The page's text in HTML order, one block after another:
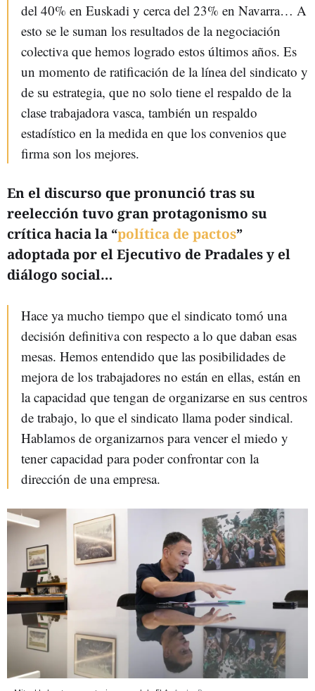
del 40% en Euskadi y cerca del 23% en Navarra… A
esto se le suman los resultados de la negociación
colectiva que hemos logrado estos últimos años. Es
un momento de ratificación de la línea del sindicato y
de su estrategia, que no solo tiene el respaldo de la
clase trabajadora vasca, también un respaldo
estadístico en la medida en que los convenios que
firma son los mejores.
En el discurso que pronunció tras su
reelección tuvo gran protagonismo su
crítica hacia la “política de pactos”
adoptada por el Ejecutivo de Pradales y el
diálogo social…
Hace ya mucho tiempo que el sindicato tomó una
decisión definitiva con respecto a lo que daban esas
mesas. Hemos entendido que las posibilidades de
mejora de los trabajadores no están en ellas, están en
la capacidad que tengan de organizarse en sus centros
de trabajo, lo que el sindicato llama poder sindical.
Hablamos de organizarnos para vencer el miedo y
tener capacidad para poder confrontar con la
dirección de una empresa.